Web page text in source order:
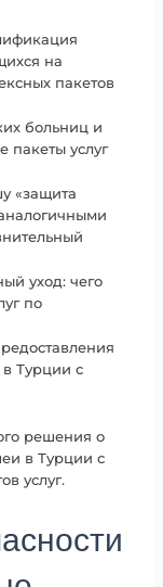
на
пакетов
больниц и
пакеты услуг
«защита
уход: чего
по
в Турции с
решения о
в Турции с
услуг.